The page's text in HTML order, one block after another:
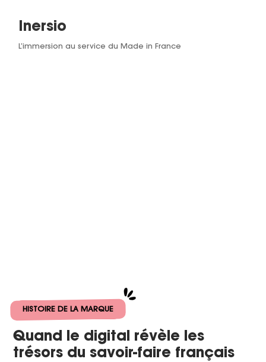
Inersio
L’immersion au service du Made in France
HISTOIRE DE LA MARQUE
Quand le digital révèle les
trésors du savoir-faire français